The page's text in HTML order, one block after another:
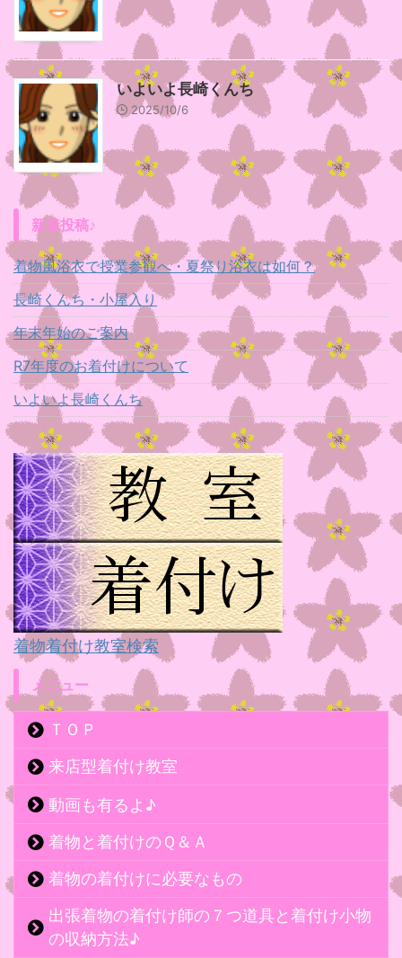
いよいよ長崎くんち
2025/10/6
新着投稿♪
着物風浴衣で授業参観へ・夏祭り浴衣は如何？
長崎くんち・小屋入り
年末年始のご案内
R7年度のお着付けについて
いよいよ長崎くんち
着物着付け教室検索
メニュー
ＴＯＰ
来店型着付け教室
動画も有るよ♪
着物と着付けのＱ＆Ａ
着物の着付けに必要なもの
出張着物の着付け師の７つ道具と着付け小物
の収納方法♪